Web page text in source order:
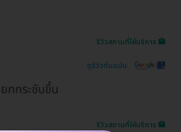
รีวิวสถานที่ให้บริการ 🏥
ดูรีวิวต้นฉบับ
กกระชับขึ้น
รีวิวสถานที่ให้บริการ 🏥